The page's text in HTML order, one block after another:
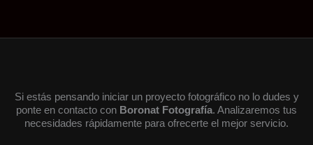
Si estás pensando iniciar un proyecto fotográfico no lo dudes y
ponte en contacto con Boronat Fotografía. Analizaremos tus
necesidades rápidamente para ofrecerte el mejor servicio.